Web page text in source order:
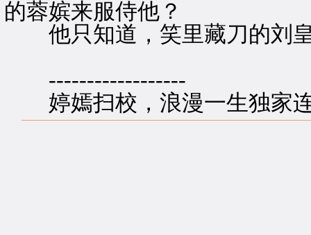
的蓉嫔来服侍他？
他只知道，笑里藏刀的刘皇
------------------
婷嫣扫校，浪漫一生独家连